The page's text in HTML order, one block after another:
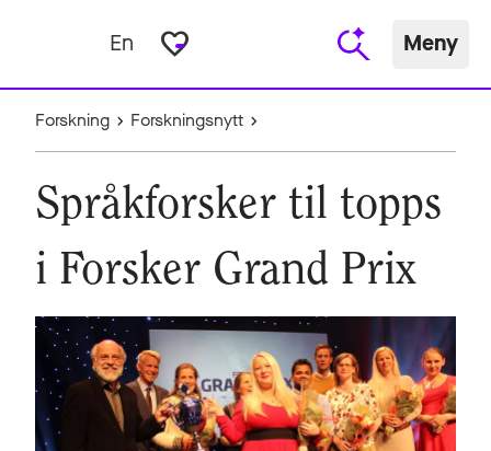
En favorite_border Meny
Forskning Forskningsnytt
Språkforsker til topps
i Forsker Grand Prix